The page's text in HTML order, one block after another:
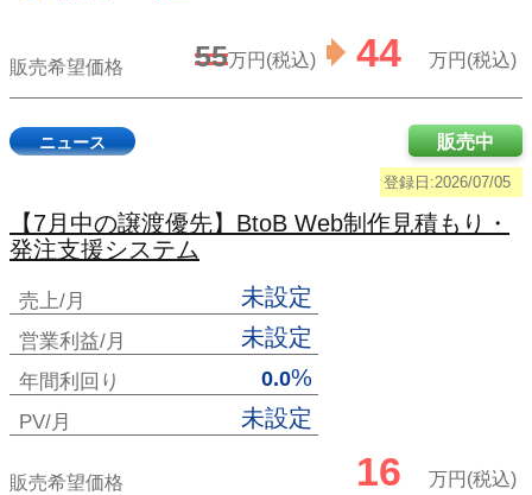
販売希望価格 55万円(税込) 44 万円(税込)
ニュース
登録日:2026/07/05
販売中
【7月中の譲渡優先】BtoB Web制作見積もり・
発注支援システム
売上/月 未設定
営業利益/月 未設定
年間利回り 0.0%
PV/月 未設定
販売希望価格 16 万円(税込)